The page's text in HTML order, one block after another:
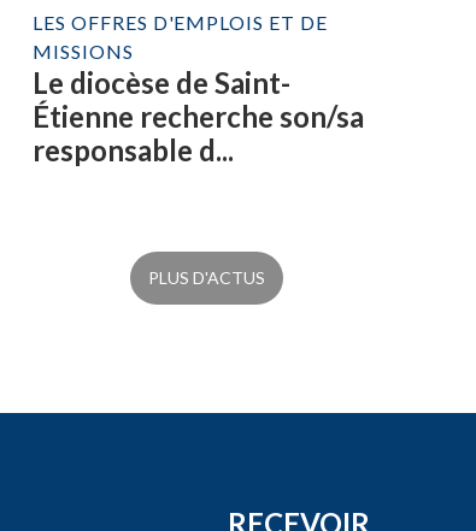
LES OFFRES D'EMPLOIS ET DE
MISSIONS
Le diocèse de Saint-
Étienne recherche son/sa
responsable d...
PLUS D'ACTUS
RECEVOIR